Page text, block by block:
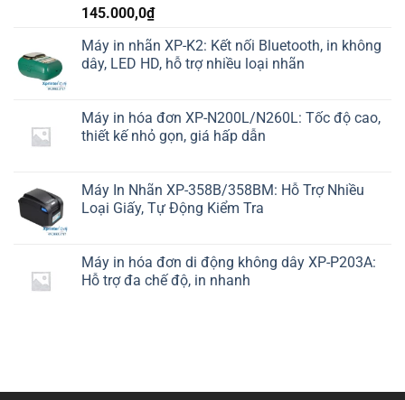
145.000,0₫
Máy in nhãn XP-K2: Kết nối Bluetooth, in không
dây, LED HD, hỗ trợ nhiều loại nhãn
Máy in hóa đơn XP-N200L/N260L: Tốc độ cao,
thiết kế nhỏ gọn, giá hấp dẫn
Máy In Nhãn XP-358B/358BM: Hỗ Trợ Nhiều
Loại Giấy, Tự Động Kiểm Tra
Máy in hóa đơn di động không dây XP-P203A:
Hỗ trợ đa chế độ, in nhanh